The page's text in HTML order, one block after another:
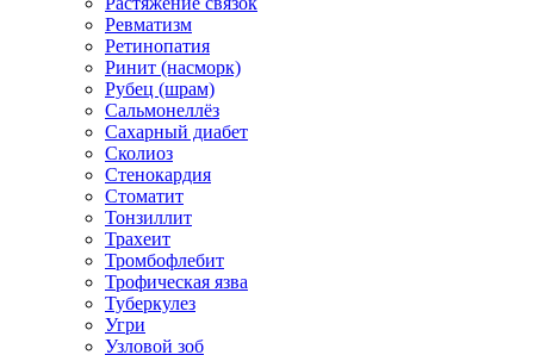
Ревматизм
Ретинопатия
Ринит (насморк)
Рубец (шрам)
Сальмонеллёз
Сахарный диабет
Сколиоз
Стенокардия
Стоматит
Тонзиллит
Трахеит
Тромбофлебит
Трофическая язва
Туберкулез
Угри
Узловой зоб